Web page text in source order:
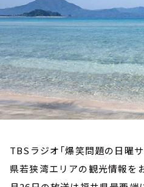
会社情報
TBSラジオ「爆笑問題の日曜
県若狭湾エリアの観光情報を